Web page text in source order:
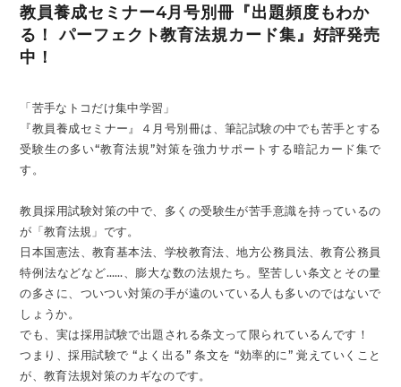
教員養成セミナー4月号別冊『出題頻度もわか
る！ パーフェクト教育法規カード集』好評発売
中！
「苦手なトコだけ集中学習」
『教員養成セミナー』４月号別冊は、筆記試験の中でも苦手とする
受験生の多い“教育法規”対策を強力サポートする暗記カード集で
す。
教員採用試験対策の中で、多くの受験生が苦手意識を持っているの
が「教育法規」です。
日本国憲法、教育基本法、学校教育法、地方公務員法、教育公務員
特例法などなど……、膨大な数の法規たち。堅苦しい条文とその量
の多さに、ついつい対策の手が遠のいている人も多いのではないで
しょうか。
でも、実は採用試験で出題される条文って限られているんです！
つまり、採用試験で “よく出る” 条文を “効率的に” 覚えていくこと
が、教育法規対策のカギなのです。